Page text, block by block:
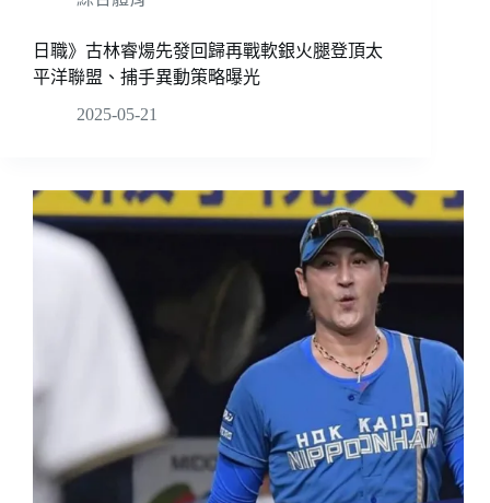
日職》古林睿煬先發回歸再戰軟銀火腿登頂太
平洋聯盟、捕手異動策略曝光
2025-05-21